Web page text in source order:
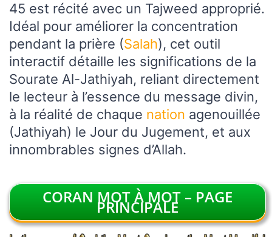
45 est récité avec un Tajweed approprié.
Idéal pour améliorer la concentration
pendant la prière (Salah), cet outil
interactif détaille les significations de la
Sourate Al-Jathiyah, reliant directement
le lecteur à l’essence du message divin,
à la réalité de chaque nation agenouillée
(Jathiyah) le Jour du Jugement, et aux
innombrables signes d’Allah.
CORAN MOT À MOT – PAGE
PRINCIPALE